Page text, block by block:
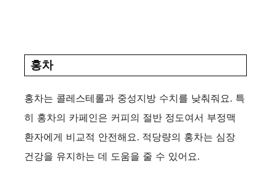
홍차
홍차는 콜레스테롤과 중성지방 수치를 낮춰줘요. 특
히 홍차의 카페인은 커피의 절반 정도여서 부정맥
환자에게 비교적 안전해요. 적당량의 홍차는 심장
건강을 유지하는 데 도움을 줄 수 있어요.